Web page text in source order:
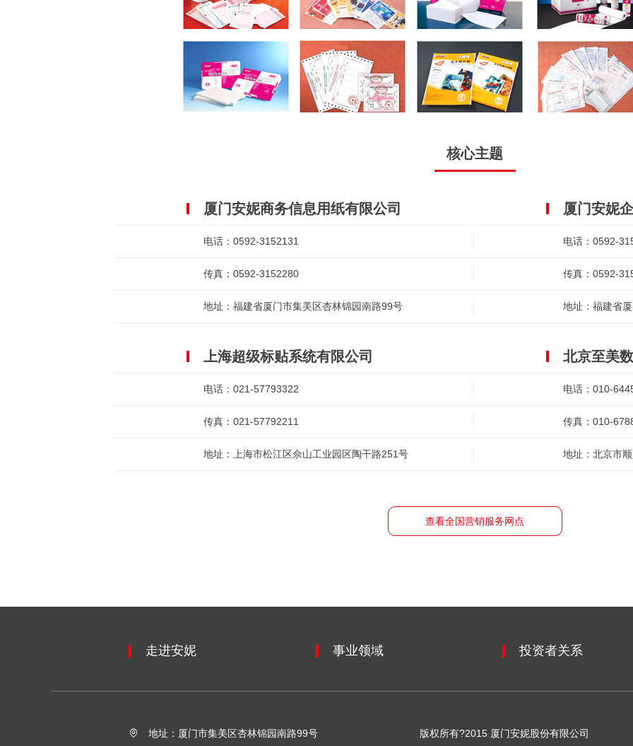
核心主题
厦门安妮商务信息用纸有限公司 厦门安妮
电话：0592-3152131 电话：0592-
传真：0592-3152280 传真：0592-
地址：福建省厦门市集美区杏林锦园南路99号 地址：福建省
上海超级标贴系统有限公司 北京至美
电话：021-57793322 电话：010-
传真：021-57792211 传真：010-
地址：上海市松江区佘山工业园区陶干路251号 地址：北京市
查看全国营销服务网点
走进安妮 事业领域 投资者关系
地址：厦门市集美区杏林锦园南路99号 版权所有?2015 厦门安妮股份有限公司